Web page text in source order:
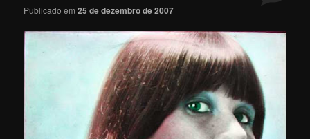
Publicado em25 de dezembro de 2007